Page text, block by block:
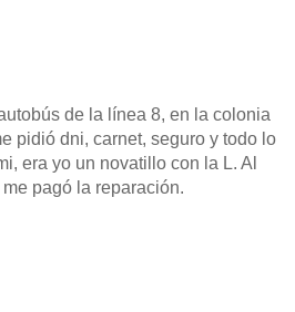
de la línea 8, en la colonia
pidió dni, carnet, seguro y todo lo
era yo un novatillo con la L. Al
pagó la reparación.